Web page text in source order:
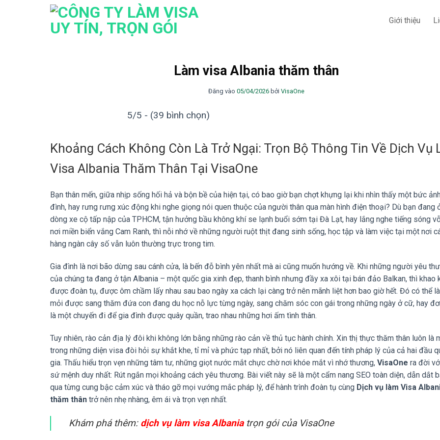
Giới thiệu
Làm visa Albania thăm thân
Đăng vào 05/04/2026 bởi VisaOne
5/5 - (39 bình chọn)
Khoảng Cách Không Còn Là Trở Ngại: Trọn Bộ Thông Tin Về Dịch Vụ
Visa Albania Thăm Thân Tại VisaOne
Bạn thân mến, giữa nhịp sống hối hả và bộn bề của hiện tại, có bao giờ bạn chợt khựng lại khi nhìn thấy một bức
đình, hay rưng rưng xúc động khi nghe giọng nói quen thuộc của người thân qua màn hình điện thoại? Dù bạn đang
dòng xe cộ tấp nập của TPHCM, tận hưởng bầu không khí se lạnh buổi sớm tại Đà Lạt, hay lắng nghe tiếng sóng
nơi miền biển vắng Cam Ranh, thì nỗi nhớ về những người ruột thịt đang sinh sống, học tập và làm việc tại một nơi
hàng ngàn cây số vẫn luôn thường trực trong tim.
Gia đình là nơi bão dừng sau cánh cửa, là bến đỗ bình yên nhất mà ai cũng muốn hướng về. Khi những người yêu
của chúng ta đang ở tận Albania – một quốc gia xinh đẹp, thanh bình nhưng đầy xa xôi tại bán đảo Balkan, thì khao
được đoàn tụ, được ôm chầm lấy nhau sau bao ngày xa cách lại càng trở nên mãnh liệt hơn bao giờ hết. Đó có thể
mỏi được sang thăm đứa con đang du học nỗ lực từng ngày, sang chăm sóc con gái trong những ngày ở cữ, hay
là một chuyến đi để gia đình được quây quần, trao nhau những hơi ấm tình thân.
Tuy nhiên, rào cản địa lý đôi khi không lớn bằng những rào cản về thủ tục hành chính. Xin thị thực thăm thân luôn là
trong những diện visa đòi hỏi sự khắt khe, tỉ mỉ và phức tạp nhất, bởi nó liên quan đến tính pháp lý của cả hai đầu
gia. Thấu hiểu trọn vẹn những tâm tư, những giọt nước mắt chực chờ nơi khóe mắt vì nhớ thương, VisaOne ra đời
sứ mệnh duy nhất: Rút ngắn mọi khoảng cách yêu thương. Bài viết này sẽ là một cẩm nang SEO toàn diện, dẫn dắt
qua từng cung bậc cảm xúc và tháo gỡ mọi vướng mắc pháp lý, để hành trình đoàn tụ cùng Dịch vụ làm Visa
thăm thân trở nên nhẹ nhàng, êm ái và trọn vẹn nhất.
Khám phá thêm: dịch vụ làm visa Albaniatrọn gói của VisaOne